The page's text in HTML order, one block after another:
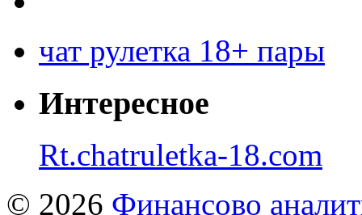
чат рулетка 18+ пары
Интересное
Rt.chatruletka-18.com
© 2026 Финансово